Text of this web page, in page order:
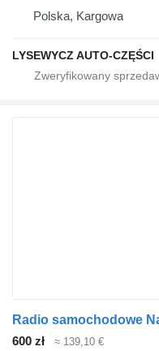
Polska, Kargowa
LYSEWYCZ AUTO-CZĘŚCI
600 zł ≈ 139,10 €